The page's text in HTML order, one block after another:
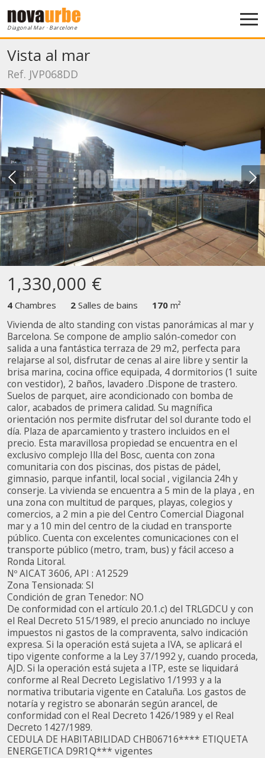
Diagonal Mar · Barcelone
Vista al mar
Ref. JVP068DD
1,330,000 €
4 Chambres 2 Salles de bains 170 m²
Vivienda de alto standing con vistas panorámicas al mar y
Barcelona. Se compone de amplio salón-comedor con
salida a una fantástica terraza de 29 m2, perfecta para
relajarse al sol, disfrutar de cenas al aire libre y sentir la
brisa marina, cocina office equipada, 4 dormitorios (1 suite
con vestidor), 2 baños, lavadero .Dispone de trastero.
Suelos de parquet, aire acondicionado con bomba de
calor, acabados de primera calidad. Su magnífica
orientación nos permite disfrutar del sol durante todo el
día. Plaza de aparcamiento y trastero incluidos en el
precio. Esta maravillosa propiedad se encuentra en el
exclusivo complejo Illa del Bosc, cuenta con zona
comunitaria con dos piscinas, dos pistas de pádel,
gimnasio, parque infantil, local social , vigilancia 24h y
conserje. La vivienda se encuentra a 5 min de la playa , en
una zona con multitud de parques, playas, colegios y
comercios, a 2 min a pie del Centro Comercial Diagonal
mar y a 10 min del centro de la ciudad en transporte
público. Cuenta con excelentes comunicaciones con el
transporte público (metro, tram, bus) y fácil acceso a
Ronda Litoral.
Nº AICAT 3606, API : A12529
Zona Tensionada: SI
Condición de gran Tenedor: NO
De conformidad con el artículo 20.1.c) del TRLGDCU y con
el Real Decreto 515/1989, el precio anunciado no incluye
impuestos ni gastos de la compraventa, salvo indicación
expresa. Si la operación está sujeta a IVA, se aplicará el
tipo vigente conforme a la Ley 37/1992 y, cuando proceda,
AJD. Si la operación está sujeta a ITP, este se liquidará
conforme al Real Decreto Legislativo 1/1993 y a la
normativa tributaria vigente en Cataluña. Los gastos de
notaría y registro se abonarán según arancel, de
conformidad con el Real Decreto 1426/1989 y el Real
Decreto 1427/1989.
CEDULA DE HABITABILIDAD CHB06716**** ETIQUETA
ENERGETICA D9R1Q*** vigentes
Modifier les cookies
Technique et Fonctionnel
Ce site Web utilise ses propres cookies pour collecter des
informations afin d'améliorer nos services. Si vous
continuez à naviguer, vous acceptez leur installation.
L'utilisateur a la possibilité de configurer son navigateur,
pouvant, s'il le souhaite, empêcher leur installation sur son
disque dur, même s'il doit garder à l'esprit qu'une telle
action peut entraîner des difficultés de navigation sur le
site.
Analyse et Personnalisation
Ils permettent le suivi et l'analyse du comportement des
utilisateurs de ce site. Les informations collectées via ce
type de cookies sont utilisées pour mesurer l'activité du
Web pour l'élaboration des profils de navigation des
utilisateurs afin d'introduire des améliorations basées sur
l'analyse des données d'utilisation effectuée par les
utilisateurs du service. . Ils nous permettent de
sauvegarder les informations de préférence de l'utilisateur
pour améliorer la qualité de nos services et offrir une
meilleure expérience grâce aux produits recommandés.
Marketing et Publicité
Ces cookies sont utilisés pour stocker des informations sur
les préférences et les choix personnels de l'utilisateur
grâce à l'observation continue de ses habitudes de
navigation. Grâce à eux, nous pouvons connaître les
habitudes de navigation sur le site Web et afficher des
publicités liées au profil de navigation de l'utilisateur.